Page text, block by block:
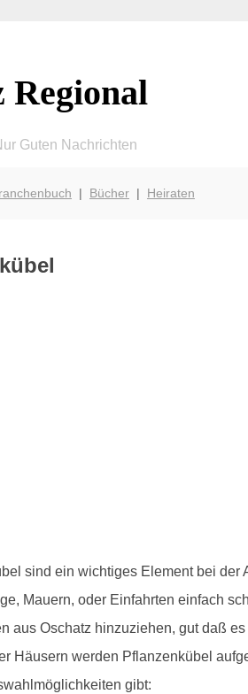
Regional
Guten Nachrichten
| Bücher| Heiraten
sind ein wichtiges Element bei
Mauern, oder Einfahrten einfach
aus Oschatz hinzuziehen, gut daß
Häusern werden Pflanzenkübel
gibt: